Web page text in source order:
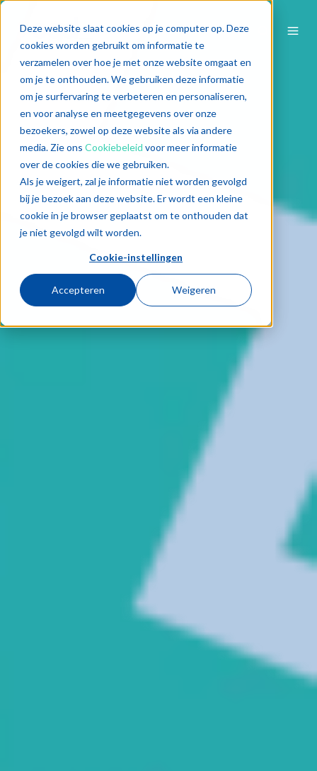
Deze website slaat cookies op je computer op. Deze
cookies worden gebruikt om informatie te
verzamelen over hoe je met onze website omgaat en
om je te onthouden. We gebruiken deze informatie
om je surfervaring te verbeteren en personaliseren,
en voor analyse en meetgegevens over onze
bezoekers, zowel op deze website als via andere
media. Zie ons Cookiebeleid voor meer informatie
over de cookies die we gebruiken.
Als je weigert, zal je informatie niet worden gevolgd
bij je bezoek aan deze website. Er wordt een kleine
cookie in je browser geplaatst om te onthouden dat
je niet gevolgd wilt worden.
Cookie-instellingen
Accepteren Weigeren